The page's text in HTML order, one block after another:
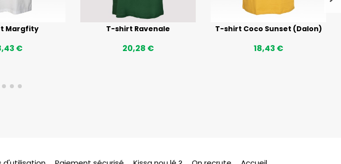
Margfity
€
T-shirt Ravenale
20,28 €
T-shirt Coco Sunset (Dalon)
18,43 €